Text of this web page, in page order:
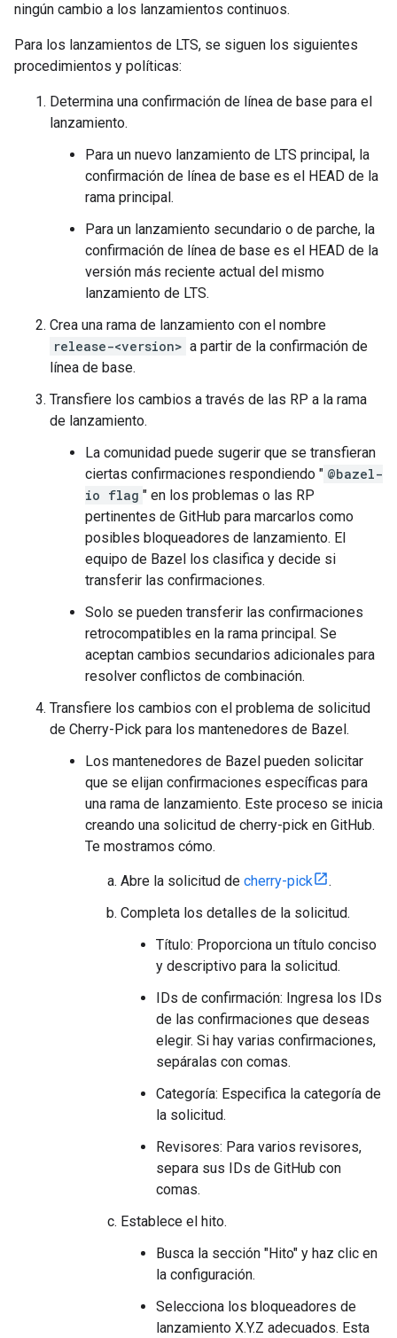
ningún cambio a los lanzamientos continuos.
Para los lanzamientos de LTS, se siguen los siguientes
procedimientos y políticas:
Determina una confirmación de línea de base para el
lanzamiento.
Para un nuevo lanzamiento de LTS principal, la
confirmación de línea de base es el HEAD de la
rama principal.
Para un lanzamiento secundario o de parche, la
confirmación de línea de base es el HEAD de la
versión más reciente actual del mismo
lanzamiento de LTS.
Crea una rama de lanzamiento con el nombre
release-<version> a partir de la confirmación de
línea de base.
Transfiere los cambios a través de las RP a la rama
de lanzamiento.
La comunidad puede sugerir que se transfieran
ciertas confirmaciones respondiendo " @bazel-
io flag " en los problemas o las RP
pertinentes de GitHub para marcarlos como
posibles bloqueadores de lanzamiento. El
equipo de Bazel los clasifica y decide si
transferir las confirmaciones.
Solo se pueden transferir las confirmaciones
retrocompatibles en la rama principal. Se
aceptan cambios secundarios adicionales para
resolver conflictos de combinación.
Transfiere los cambios con el problema de solicitud
de Cherry-Pick para los mantenedores de Bazel.
Los mantenedores de Bazel pueden solicitar
que se elijan confirmaciones específicas para
una rama de lanzamiento. Este proceso se inicia
creando una solicitud de cherry-pick en GitHub.
Te mostramos cómo.
Abre la solicitud de cherry-pick
.
Completa los detalles de la solicitud.
Título: Proporciona un título conciso
y descriptivo para la solicitud.
IDs de confirmación: Ingresa los IDs
de las confirmaciones que deseas
elegir. Si hay varias confirmaciones,
sepáralas con comas.
Categoría: Especifica la categoría de
la solicitud.
Revisores: Para varios revisores,
separa sus IDs de GitHub con
comas.
Establece el hito.
Busca la sección "Hito" y haz clic en
la configuración.
Selecciona los bloqueadores de
lanzamiento X.Y.Z adecuados. Esta